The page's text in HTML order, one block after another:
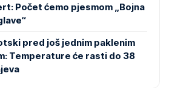
Počet ćemo pjesmom „Bojna
pred još jednim paklenim
Temperature će rasti do 38